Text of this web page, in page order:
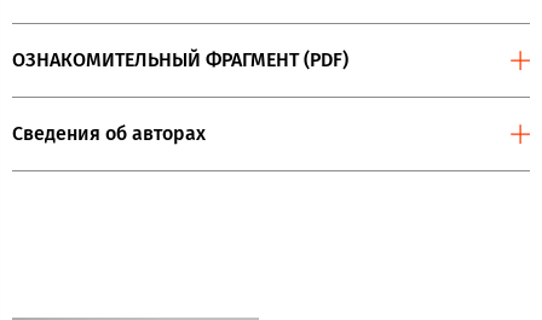
ОЗНАКОМИТЕЛЬНЫЙ ФРАГМЕНТ (PDF)
Сведения об авторах